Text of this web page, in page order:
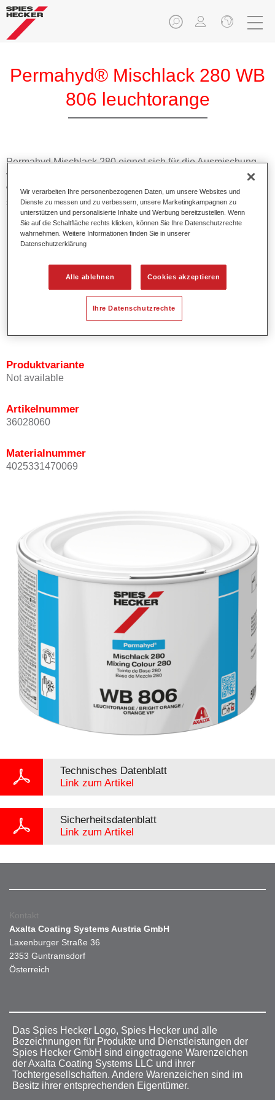
Permahyd® Mischlack 280 WB
806 leuchtorange
Permahyd Mischlack 280 eignet sich für die Ausmischung
von Permahyd Perlmutt Basislack 285, einem hochwertigen
wasserverdünnbaren Basislacksystem. Es basiert auf einer
speziellen PU-Dispersionstechnologie für Uni- und
Effektlackierungen.
Produktmerkmale
1,5 Spritzgängen.
Bietet ein gutes Standvermögen.
Verfügt über ein hohes Deckvermögen.
Besitzt eine hohe Farbtongenauigkeit.
Produktvariante
Not available
Artikelnummer
36028060
Materialnummer
4025331470069
Technisches Datenblatt
Link zum Artikel
Sicherheitsdatenblatt
Link zum Artikel
Kontakt
Axalta Coating Systems Austria GmbH
Laxenburger Straße 36
2353 Guntramsdorf
Österreich
Das Spies Hecker Logo, Spies Hecker und alle
Bezeichnungen für Produkte und Dienstleistungen der
Spies Hecker GmbH sind eingetragene Warenzeichen
der Axalta Coating Systems LLC und ihrer
Tochtergesellschaften. Andere Warenzeichen sind im
Besitz ihrer entsprechenden Eigentümer.
Wir verarbeiten Ihre personenbezogenen Daten, um unsere Websites und
Dienste zu messen und zu verbessern, unsere Marketingkampagnen zu
unterstützen und personalisierte Inhalte und Werbung bereitzustellen. Wenn
Sie auf die Schaltfläche rechts klicken, können Sie Ihre Datenschutzrechte
wahrnehmen. Weitere Informationen finden Sie in unserer
Datenschutzerklärung
Alle ablehnen Cookies akzeptieren
Ihre Datenschutzrechte